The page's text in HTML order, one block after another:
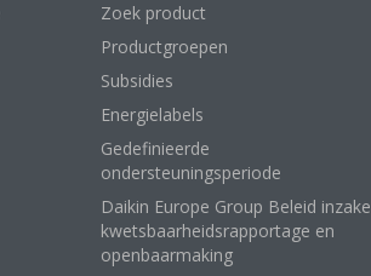
Zoek product
Productgroepen
Subsidies
Energielabels
Gedefinieerde
ondersteuningsperiode
Daikin Europe Group Beleid inzake
kwetsbaarheidsrapportage en
openbaarmaking